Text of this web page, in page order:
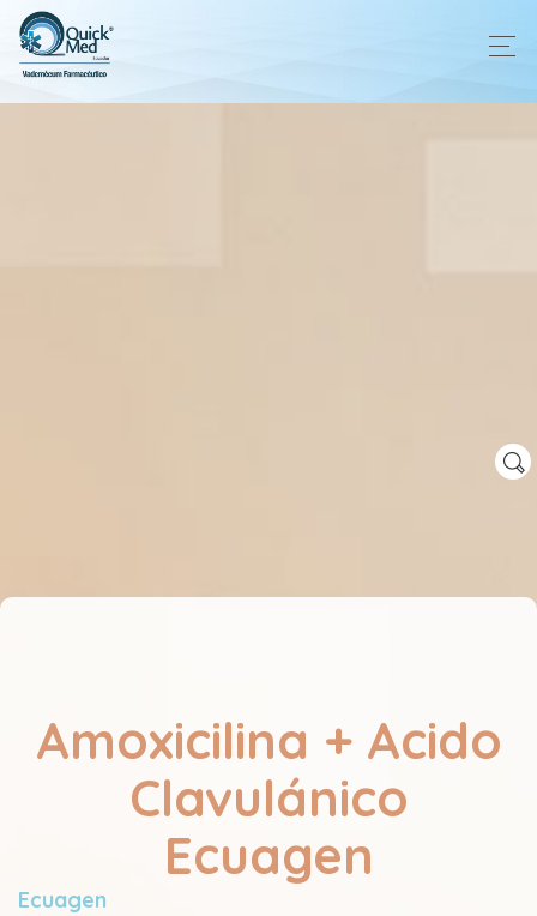
Amoxicilina + Acido
Clavulánico
Ecuagen
Ecuagen